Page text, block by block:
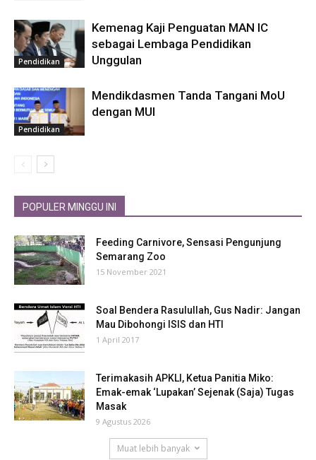
Pendidikan
Kemenag Kaji Penguatan MAN IC
sebagai Lembaga Pendidikan
Unggulan
Pendidikan
Mendikdasmen Tanda Tangani MoU
dengan MUI
POPULER MINGGU INI
Feeding Carnivore, Sensasi Pengunjung
Semarang Zoo
15 November 2021
Soal Bendera Rasulullah, Gus Nadir: Jangan
Mau Dibohongi ISIS dan HTI
1 April 2017
Terimakasih APKLI, Ketua Panitia Miko:
Emak-emak ‘Lupakan’ Sejenak (Saja) Tugas
Masak
9 Agustus 2026
Muat lebih banyak